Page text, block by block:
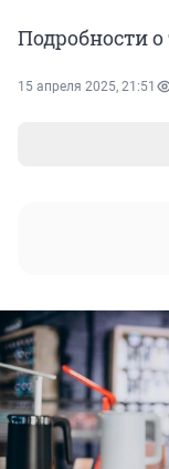
Подробности
15 апреля 2025, 21:51